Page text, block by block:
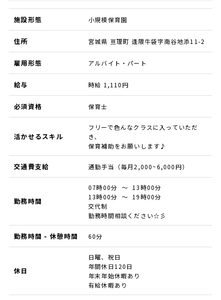
施設形態 小規模保育園
住所 宮城県 亘理町 逢隈牛袋字南谷地添11-2
雇用形態 アルバイト・パート
給与 時給 1,110円
必須資格 保育士
活かせるスキル
フリーで色んなクラスに入っていただ
き、
保育補助をお願いします♪
交通費支給 通勤手当（毎月2,000~6,000円）
勤務時間
07時00分 ～ 13時00分
13時00分 ～ 19時00分
交代制
勤務時間相談ください☆彡
勤務時間 - 休憩時間 60分
休日
日曜、祝日
年間休日120日
年末年始休暇あり
有給休暇あり